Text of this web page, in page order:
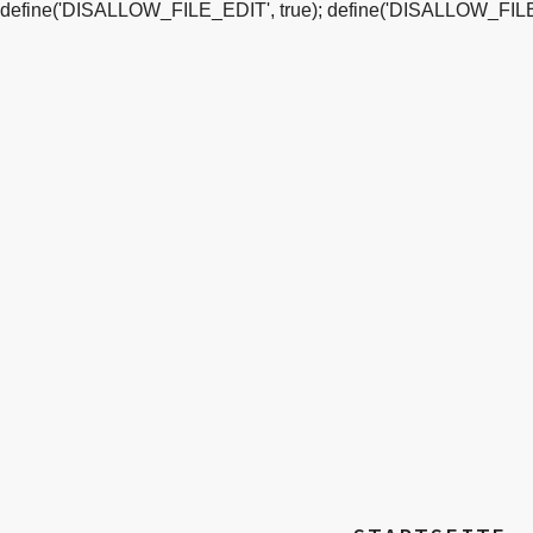
define('DISALLOW_FILE_EDIT', true);